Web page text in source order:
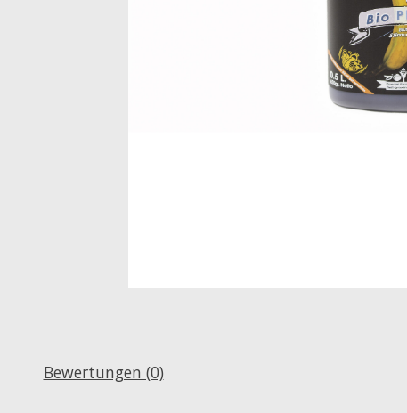
Bewertungen (0)